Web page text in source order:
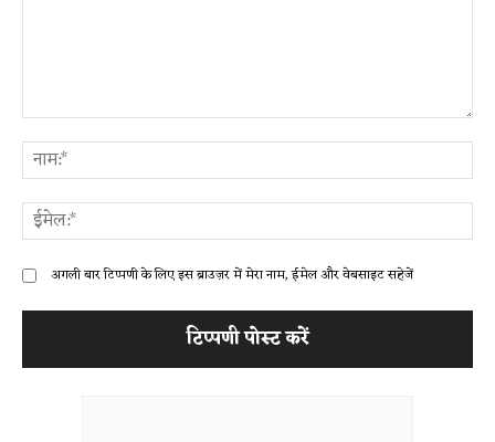
अगली बार टिप्पणी के लिए इस ब्राउज़र में मेरा नाम, ईमेल और वेबसाइट सहेजें